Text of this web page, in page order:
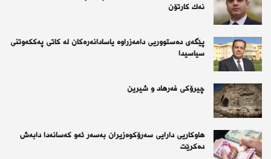
نەك كارتۆن
پێگەی دەستووریی دامەزراوە یاسادانەرەكان لە كاتی پەككەوتنی
سیاسیدا
چیرۆكی فەرهاد و شیرین
هاوکاریی دارایی سەرۆکوەزیران بەسەر ئەو كەسانەدا دابەش
دەکرێت